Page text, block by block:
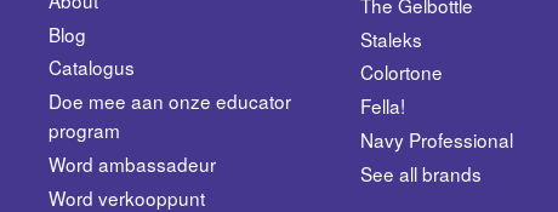
Blog
Catalogus
​Doe mee aan onze educator
program
Word ambassadeur
​Word verkooppunt
Staleks
Colortone
Fella!
Navy Professional
See all brands